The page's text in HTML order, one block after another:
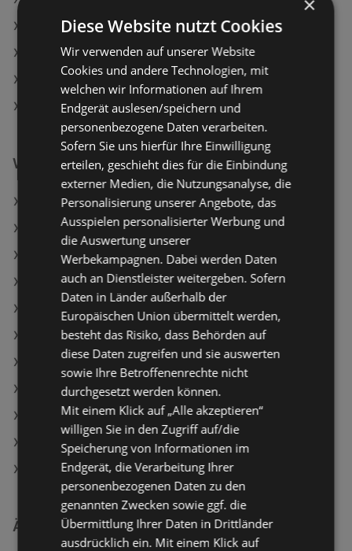
BILLA in Hallein
BILLA in Gratwein-Straßengel
BILLA in Lieboch
BILLA in Preding
Weiterführende Links
Clever Birnen
Neuburger Geschnitten
Ja! Natürlich Bio Schlagobers 36%
BILLA Angebote
BILLA PLUS Angebote
Maximarkt Angebote
Aktuelle NÖM Flugblätter
Aktuelle T&G Flugblätter
Aktuelle PENNY Flugblätter
Aktuelle BILLA PLUS Flugblätter
Aktuelle SPAR Flugblätter
Ähnliche Händler
Diese Website nutzt Cookies
Wir verwenden auf unserer Website
Cookies und andere Technologien, mit
welchen wir Informationen auf Ihrem
Endgerät auslesen/speichern und
personenbezogene Daten verarbeiten.
Sofern Sie uns hierfür Ihre Einwilligung
erteilen, geschieht dies für die Einbindung
externer Medien, die Nutzungsanalyse, die
Personalisierung unserer Angebote, das
Ausspielen personalisierter Werbung und
die Auswertung unserer
Werbekampagnen. Dabei werden Daten
auch an Dienstleister weitergeben. Sofern
Daten in Länder außerhalb der
Europäischen Union übermittelt werden,
besteht das Risiko, dass Behörden auf
diese Daten zugreifen und sie auswerten
sowie Ihre Betroffenenrechte nicht
durchgesetzt werden können.
Mit einem Klick auf „Alle akzeptieren“
willigen Sie in den Zugriff auf/die
Speicherung von Informationen im
Endgerät, die Verarbeitung Ihrer
personenbezogenen Daten zu den
genannten Zwecken sowie ggf. die
Übermittlung Ihrer Daten in Drittländer
ausdrücklich ein. Mit einem Klick auf